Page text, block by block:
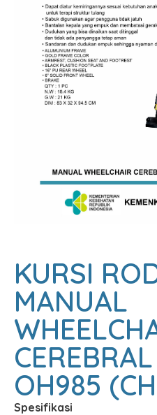
KURSI
MANUAL
OH985
Spesifikasi